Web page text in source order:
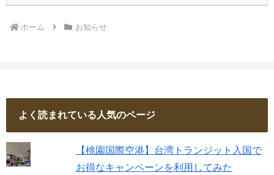
ホーム お知らせ
よく読まれている人気のページ
【桃園国際空港】台湾トランジット入国で
お得なキャンペーンを利用してみた